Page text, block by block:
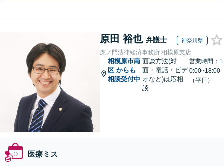
原田 裕也 弁護士 神奈川県
虎ノ門法律経済事務所 相模原支店
相模原市南
区 からも
相談受付中
面談方法(対
面・電話・ビデ
オなど)は応相
談
営業時間：1
0:00~18:00
（平日）
医療ミス